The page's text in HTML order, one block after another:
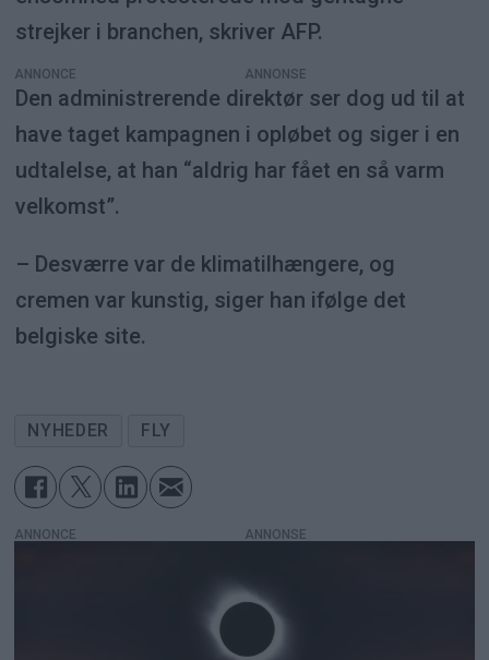
strejker i branchen, skriver AFP.
ANNONCE
Den administrerende direktør ser dog ud til at
have taget kampagnen i opløbet og siger i en
udtalelse, at han “aldrig har fået en så varm
velkomst”.
– Desværre var de klimatilhængere, og
cremen var kunstig, siger han ifølge det
belgiske site.
NYHEDER FLY
ANNONCE